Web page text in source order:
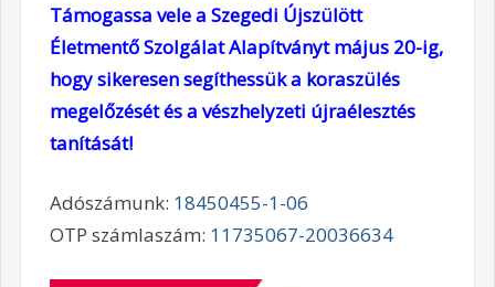
Támogassa vele a Szegedi Újszülött
Életmentő Szolgálat Alapítványt május 20-ig,
hogy sikeresen segíthessük a koraszülés
megelőzését és a vészhelyzeti újraélesztés
tanítását!
Adószámunk: 18450455-1-06
OTP számlaszám: 11735067-20036634